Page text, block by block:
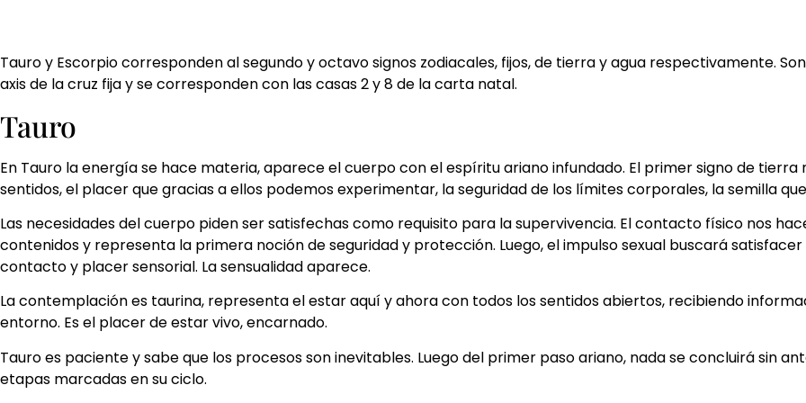
Tauro y Escorpio corresponden al segundo y octavo signos zodiacales, fijos, de tierra y agua respectivamente.
axis de la cruz fija y se corresponden con las casas 2 y 8 de la carta natal.
Tauro
En Tauro la energía se hace materia, aparece el cuerpo con el espíritu ariano infundado. El primer signo de tierra
sentidos, el placer que gracias a ellos podemos experimentar, la seguridad de los límites corporales, la semilla
Las necesidades del cuerpo piden ser satisfechas como requisito para la supervivencia. El contacto físico nos
contenidos y representa la primera noción de seguridad y protección. Luego, el impulso sexual buscará
contacto y placer sensorial. La sensualidad aparece.
La contemplación es taurina, representa el estar aquí y ahora con todos los sentidos abiertos, recibiendo
entorno. Es el placer de estar vivo, encarnado.
Tauro es paciente y sabe que los procesos son inevitables. Luego del primer paso ariano, nada se concluirá sin
etapas marcadas en su ciclo.